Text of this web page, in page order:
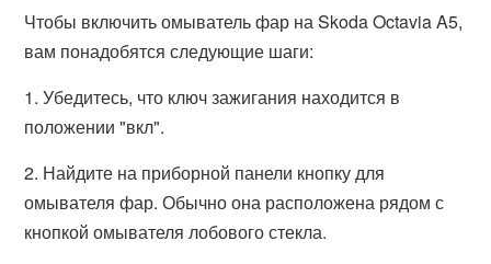
Чтобы включить омыватель фар на Skoda Octavia A5,
вам понадобятся следующие шаги:
1. Убедитесь, что ключ зажигания находится в
положении "вкл".
2. Найдите на приборной панели кнопку для
омывателя фар. Обычно она расположена рядом с
кнопкой омывателя лобового стекла.